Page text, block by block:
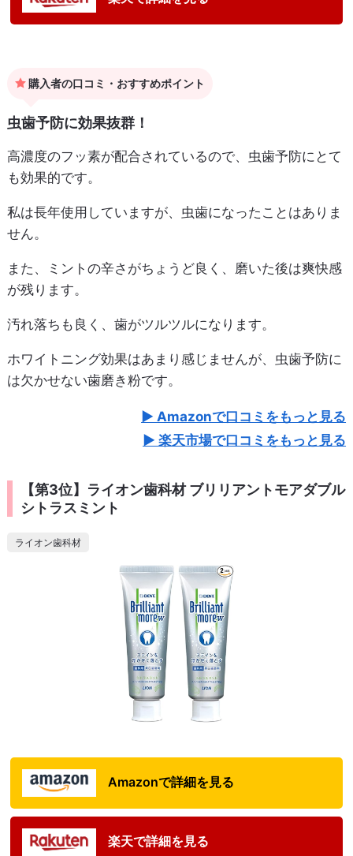
購入者の口コミ・おすすめポイント
虫歯予防に効果抜群！
高濃度のフッ素が配合されているので、虫歯予防にとて
も効果的です。
私は長年使用していますが、虫歯になったことはありま
せん。
また、ミントの辛さがちょうど良く、磨いた後は爽快感
が残ります。
汚れ落ちも良く、歯がツルツルになります。
ホワイトニング効果はあまり感じませんが、虫歯予防に
は欠かせない歯磨き粉です。
Amazonで口コミをもっと見る
楽天市場で口コミをもっと見る
【第3位】ライオン歯科材 ブリリアントモアダブル
シトラスミント
ライオン歯科材
Amazonで詳細を見る
楽天で詳細を見る